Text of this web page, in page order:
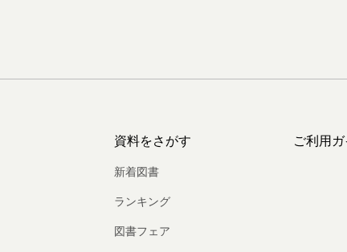
資料をさがす
新着図書
ランキング
図書フェア
ご利用